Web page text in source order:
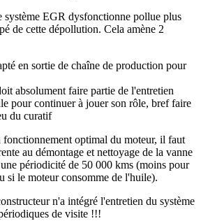
EGR dysfonctionne pollue plus
de cette dépollution. Cela amène 2
en sortie de chaîne de production pour
absolument faire partie de l'entretien
pour continuer à jouer son rôle, bref faire
du curatif
optimal du moteur, il faut
au démontage et nettoyage de la vanne
périodicité de 50 000 kms (moins pour
si le moteur consomme de l'huile).
n'a intégré l'entretien du système
de visite !!!